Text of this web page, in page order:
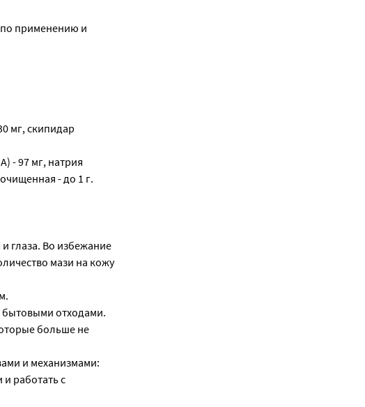
по применению и
мг, скипидар
- 97 мг, натрия
- до 1 г.
глаза. Во избежание
мази на кожу
бытовыми отходами.
больше не
и механизмами:
работать с